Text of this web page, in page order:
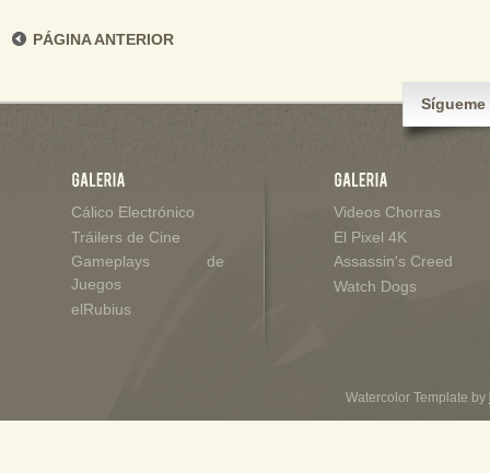
PÁGINA ANTERIOR
Sígueme
Cálico Electrónico
Tráilers de Cine
Gameplays de
Juegos
elRubius
Videos Chorras
El Pixel 4K
Assassin's Creed
Watch Dogs
Watercolor Template by